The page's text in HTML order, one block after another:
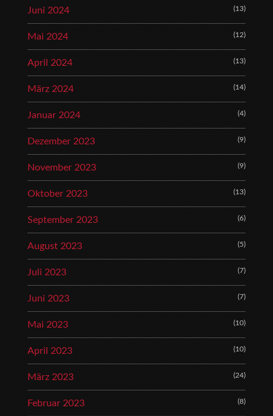
Juni 2024 (13)
Mai 2024 (12)
April 2024 (13)
März 2024 (14)
Januar 2024 (4)
Dezember 2023 (9)
November 2023 (9)
Oktober 2023 (13)
September 2023 (6)
August 2023 (5)
Juli 2023 (7)
Juni 2023 (7)
Mai 2023 (10)
April 2023 (10)
März 2023 (24)
Februar 2023 (8)